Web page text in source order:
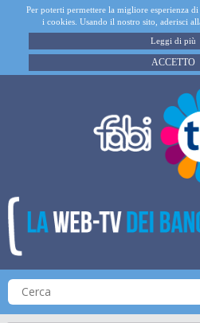
Per poterti permettere la migliore esperienza
i cookies. Usando il nostro sito, aderisci
Leggi di più
ACCETTO